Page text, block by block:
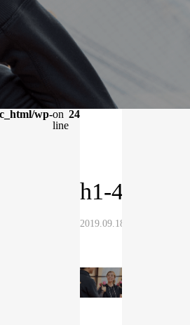
wp-on
line
24
h1-4
2019.09.18